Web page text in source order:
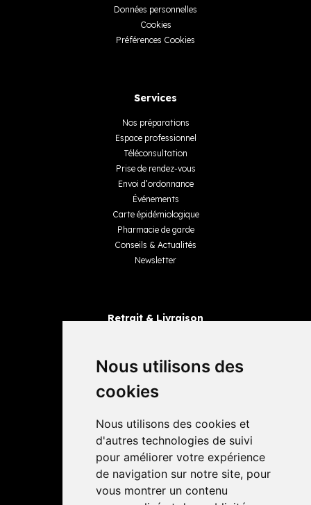
Nous utilisons des
cookies
Nous utilisons des cookies et
d'autres technologies de suivi
pour améliorer votre expérience
de navigation sur notre site, pour
vous montrer un contenu
Données personnelles
Cookies
Préférences Cookies
Services
Nos préparations
Espace professionnel
Téléconsultation
Prise de rendez-vous
Envoi d’ordonnance
Événements
Carte épidémiologique
Pharmacie de garde
Conseils & Actualités
Newsletter
Retrait & Livraison
Livraisons
4,4 / 5 65 avis